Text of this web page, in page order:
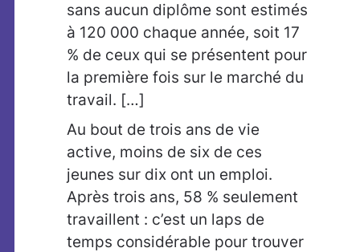
sans aucun diplôme sont estimés
à 120 000 chaque année, soit 17
% de ceux qui se présentent pour
la première fois sur le marché du
travail. […]
Au bout de trois ans de vie
active, moins de six de ces
jeunes sur dix ont un emploi.
Après trois ans, 58 % seulement
travaillent : c’est un laps de
temps considérable pour trouver